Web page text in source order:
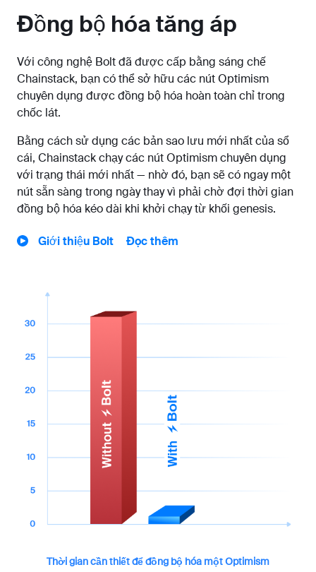
Đồng bộ hóa tăng áp
Với công nghệ Bolt đã được cấp bằng sáng chế
Chainstack, bạn có thể sở hữu các nút Optimism
chuyên dụng được đồng bộ hóa hoàn toàn chỉ trong
chốc lát.
Bằng cách sử dụng các bản sao lưu mới nhất của sổ
cái, Chainstack chạy các nút Optimism chuyên dụng
với trạng thái mới nhất — nhờ đó, bạn sẽ có ngay một
nút sẵn sàng trong ngày thay vì phải chờ đợi thời gian
đồng bộ hóa kéo dài khi khởi chạy từ khối genesis.
Giới thiệu Bolt Đọc thêm
Thời gian cần thiết để đồng bộ hóa một Optimism